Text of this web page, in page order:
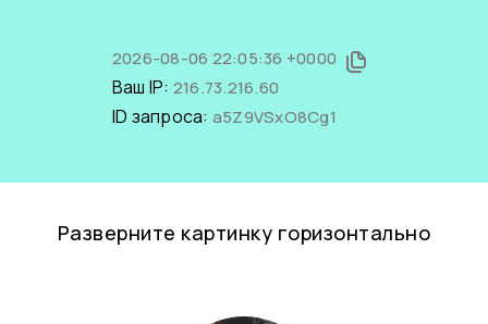
2026-08-06 22:05:36 +0000
Ваш IP: 216.73.216.60
ID запроса: a5Z9VSxO8Cg1
Разверните картинку горизонтально